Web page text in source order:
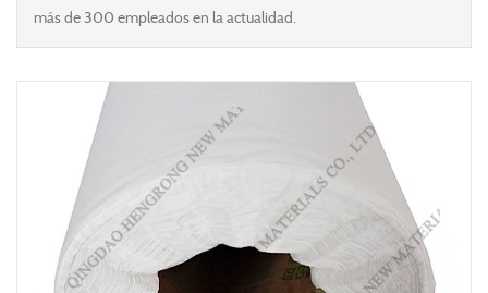
más de 300 empleados en la actualidad.